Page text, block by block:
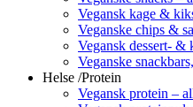
Vegansk kage &
Veganske chips &
Vegansk dessert- &
Veganske
Helse /Protein
Vegansk protein –